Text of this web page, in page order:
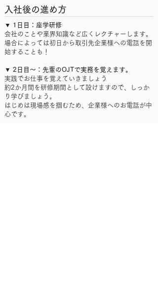
入社後の進め方
▼ 1日目：座学研修
会社のことや業界知識など広くレクチャーします。
場合によっては初日から取引先企業様への電話を開
始することも！
▼ 2日目～：先輩のOJTで実務を覚えます。
実践でお仕事を覚えていきましょう
約2か月間を研修期間として設けますので、しっか
り学びましょう。
はじめは現場感を掴むため、企業様へのお電話が中
心です。